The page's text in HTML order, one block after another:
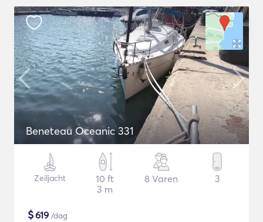
Beneteau Oceanic 331
Zeiljacht
10 ft
3 m
8 Varen 3
$619 /dag